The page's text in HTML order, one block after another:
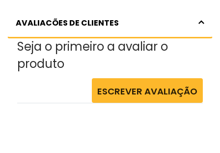
AVALIACÕES DE CLIENTES
Seja o primeiro a avaliar o
produto
ESCREVER AVALIAÇÃO